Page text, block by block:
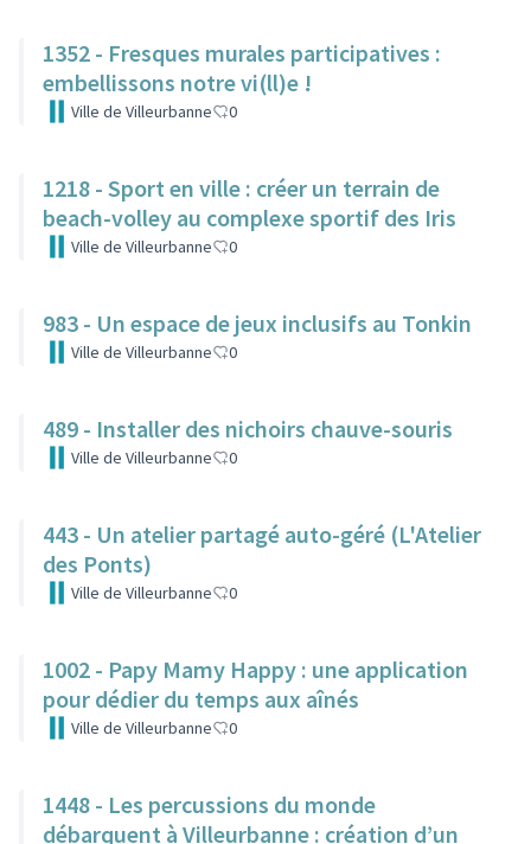
1352 - Fresques murales participatives :
embellissons notre vi(ll)e !
Ville de Villeurbanne 0
1218 - Sport en ville : créer un terrain de
beach-volley au complexe sportif des Iris
Ville de Villeurbanne 0
983 - Un espace de jeux inclusifs au Tonkin
Ville de Villeurbanne 0
489 - Installer des nichoirs chauve-souris
Ville de Villeurbanne 0
443 - Un atelier partagé auto-géré (L'Atelier
des Ponts)
Ville de Villeurbanne 0
1002 - Papy Mamy Happy : une application
pour dédier du temps aux aînés
Ville de Villeurbanne 0
1448 - Les percussions du monde
débarquent à Villeurbanne : création d’un